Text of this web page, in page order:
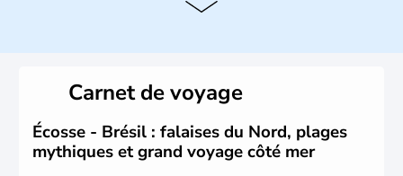
du Brésil ont été atteintes par le portugais Cabral en
1500. Durant le XVIe siècle, de très nombreux esclaves
venus d'Afrique ont permis une large exploitation des
ressources en sucre du pays.
Carnet de voyage
Écosse - Brésil : falaises du Nord, plages
mythiques et grand voyage côté mer